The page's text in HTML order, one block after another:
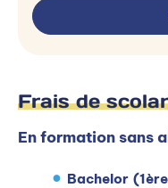
Frais de
En formation sans
Bachelor